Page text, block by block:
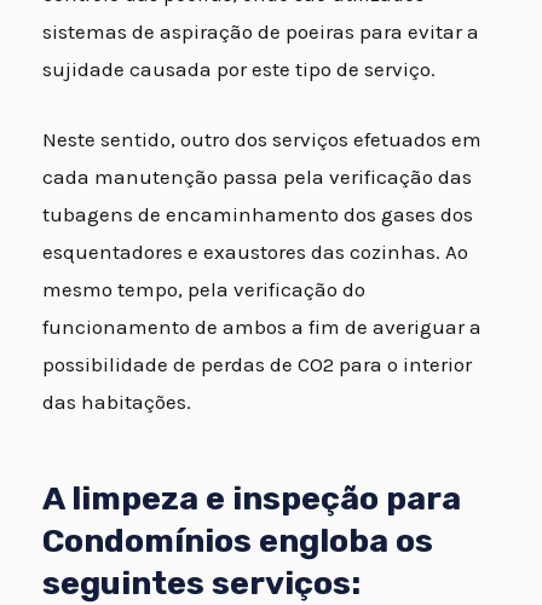
sistemas de aspiração de poeiras para evitar a
sujidade causada por este tipo de serviço.
Neste sentido, outro dos serviços efetuados em
cada manutenção passa pela verificação das
tubagens de encaminhamento dos gases dos
esquentadores e exaustores das cozinhas. Ao
mesmo tempo, pela verificação do
funcionamento de ambos a fim de averiguar a
possibilidade de perdas de CO2 para o interior
das habitações.
A limpeza e inspeção para
Condomínios engloba os
seguintes serviços: